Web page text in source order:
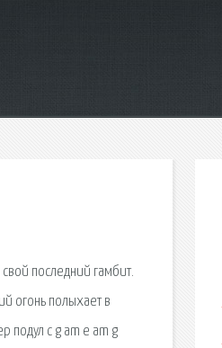
последний гамбит.
огонь полыхает в
подул c g am e am g